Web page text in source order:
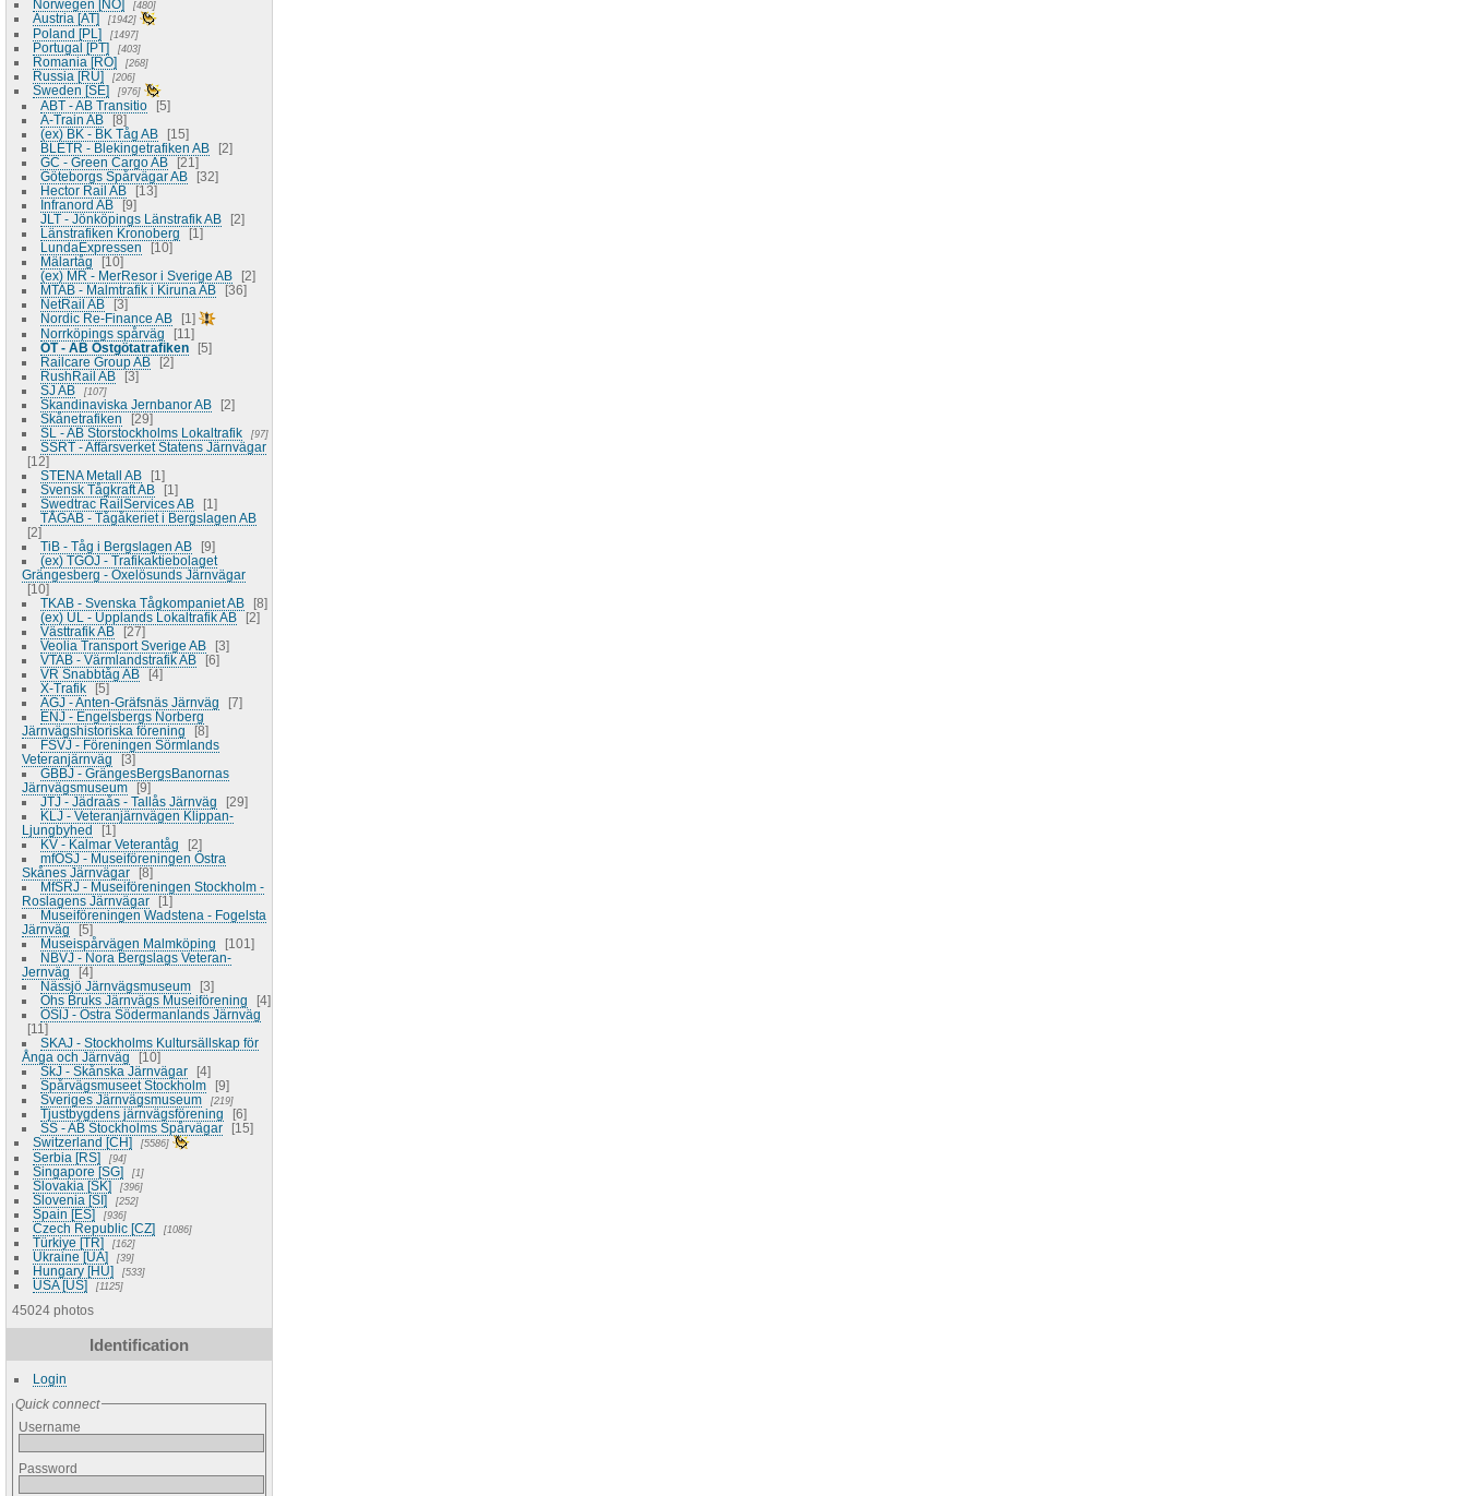
Norwegen [NO] 480
Austria [AT] 1942
Poland [PL] 1497
Portugal [PT] 403
Romania [RO] 268
Russia [RU] 206
Sweden [SE] 976
ABT - AB Transitio
5
A-Train AB
8
(ex) BK - BK Tåg AB
15
BLETR - Blekingetrafiken AB
2
GC - Green Cargo AB
21
Göteborgs Spårvägar AB
32
Hector Rail AB
13
Infranord AB
9
JLT - Jönköpings Länstrafik AB
2
Länstrafiken Kronoberg
1
LundaExpressen
10
Mälartåg
10
(ex) MR - MerResor i Sverige AB
2
MTAB - Malmtrafik i Kiruna AB
36
NetRail AB
3
Nordic Re-Finance AB
1
Norrköpings spårväg
11
OT - AB Östgötatrafiken
5
Railcare Group AB
2
RushRail AB
3
SJ AB
107
Skandinaviska Jernbanor AB
2
Skånetrafiken
29
SL - AB Storstockholms Lokaltrafik
97
SSRT - Affärsverket Statens Järnvägar
12
STENA Metall AB
1
Svensk Tågkraft AB
1
Swedtrac RailServices AB
1
TÅGAB - Tågåkeriet i Bergslagen AB
2
TiB - Tåg i Bergslagen AB
9
(ex) TGOJ - Trafikaktiebolaget
Grängesberg - Oxelösunds Järnvägar
10
TKAB - Svenska Tågkompaniet AB
8
(ex) UL - Upplands Lokaltrafik AB
2
Västtrafik AB
27
Veolia Transport Sverige AB
3
VTAB - Värmlandstrafik AB
6
VR Snabbtåg AB
4
X-Trafik
5
AGJ - Anten-Gräfsnäs Järnväg
7
ENJ - Engelsbergs Norberg
Järnvägshistoriska förening
8
FSVJ - Föreningen Sörmlands
Veteranjärnväg
3
GBBJ - GrängesBergsBanornas
Järnvägsmuseum
9
JTJ - Jädraås - Tallås Järnväg
29
KLJ - Veteranjärnvägen Klippan-
Ljungbyhed
1
KV - Kalmar Veterantåg
2
mfÖSJ - Museiföreningen Östra
Skånes Järnvägar
8
MfSRJ - Museiföreningen Stockholm -
Roslagens Järnvägar
1
Museiföreningen Wadstena - Fogelsta
Järnväg
5
Museispårvägen Malmköping
101
NBVJ - Nora Bergslags Veteran-
Jernväg
4
Nässjö Järnvägsmuseum
3
Ohs Bruks Järnvägs Museiförening
4
ÖSlJ - Östra Södermanlands Järnväg
11
SKAJ - Stockholms Kultursällskap för
Ånga och Järnväg
10
SkJ - Skånska Järnvägar
4
Spårvägsmuseet Stockholm
9
Sveriges Järnvägsmuseum
219
Tjustbygdens järnvägsförening
6
SS - AB Stockholms Spårvägar
15
Switzerland [CH]
5586
Serbia [RS] 94
Singapore [SG] 1
Slovakia [SK] 396
Slovenia [SI] 252
Spain [ES] 936
Czech Republic [CZ] 1086
Türkiye [TR] 162
Ukraine [UA] 39
Hungary [HU] 533
USA [US] 1125
45024 photos
Identification
Login
Quick connect
Username
Password